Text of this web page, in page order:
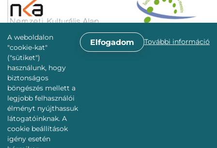
A weboldalon
"cookie-kat"
("sütiket")
használunk, hogy
biztonságos
böngészés mellett a
legjobb felhasználói
élményt nyújthassuk
látogatóinknak. A
cookie beállítások
igény esetén
Elfogadom További információ